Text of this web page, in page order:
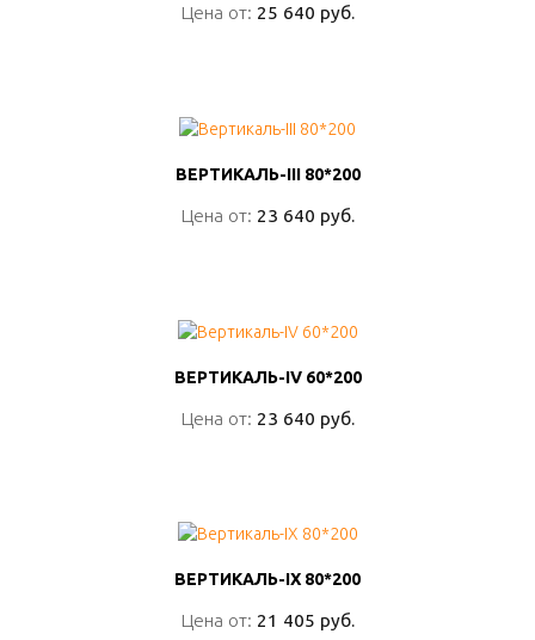
Цена от: 25 640 руб.
Цена от: 25 640 руб.
ВЕРТИКАЛЬ-III 80*200
Цена от: 23 640 руб.
ВЕРТИКАЛЬ-III 80*200
Цена от: 23 640 руб.
ВЕРТИКАЛЬ-IV 60*200
Цена от: 23 640 руб.
ВЕРТИКАЛЬ-IV 60*200
Цена от: 23 640 руб.
ВЕРТИКАЛЬ-IX 80*200
Цена от: 21 405 руб.
ВЕРТИКАЛЬ-IX 80*200
Цена от: 21 405 руб.